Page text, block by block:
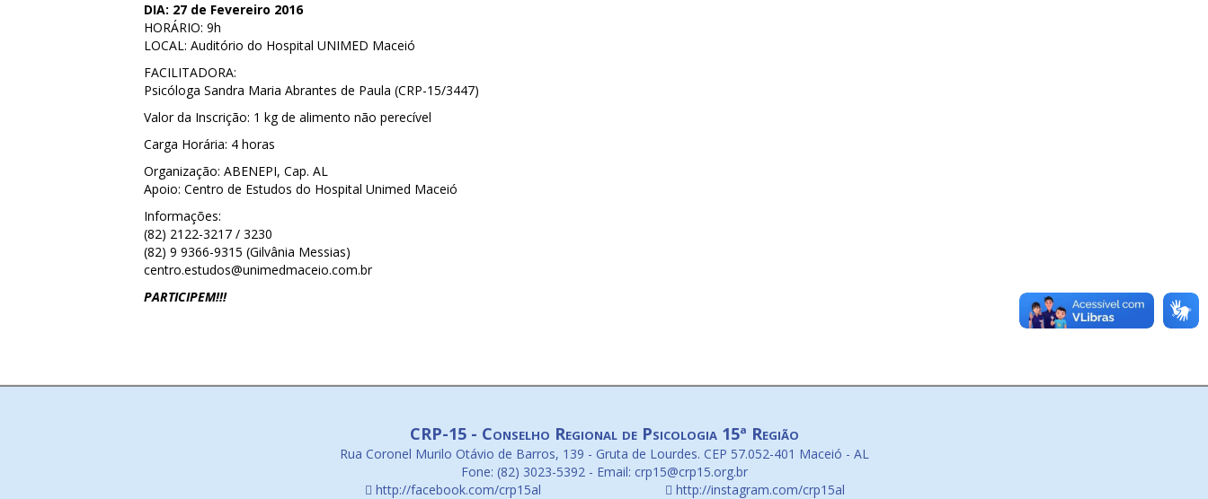
DIA: 27 de Fevereiro 2016
HORÁRIO: 9h
LOCAL: Auditório do Hospital UNIMED Maceió
FACILITADORA:
Psicóloga Sandra Maria Abrantes de Paula (CRP-15/3447)
Valor da Inscrição: 1 kg de alimento não perecível
Carga Horária: 4 horas
Organização: ABENEPI, Cap. AL
Apoio: Centro de Estudos do Hospital Unimed Maceió
Informações:
(82) 2122-3217 / 3230
(82) 9 9366-9315 (Gilvânia Messias)
centro.estudos@unimedmaceio.com.br
PARTICIPEM!!!
CRP-15 - Conselho Regional de Psicologia 15ª Região
Rua Coronel Murilo Otávio de Barros, 139 - Gruta de Lourdes. CEP 57.052-401 Maceió - AL
Fone: (82) 3023-5392 - Email: crp15@crp15.org.br
http://facebook.com/crp15al
http://instagram.com/crp15al